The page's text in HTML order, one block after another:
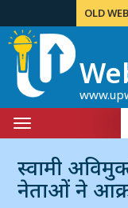
OLD
Toggle
navigation
स्वामी
नेताओं ने